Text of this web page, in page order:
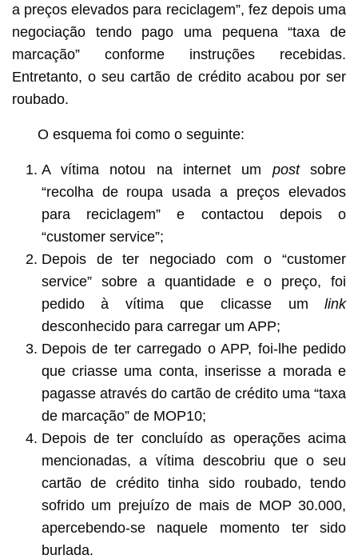
a preços elevados para reciclagem”, fez depois uma
negociação tendo pago uma pequena “taxa de
marcação” conforme instruções recebidas.
Entretanto, o seu cartão de crédito acabou por ser
roubado.
O esquema foi como o seguinte:
A vítima notou na internet um postsobre
“recolha de roupa usada a preços elevados
para reciclagem” e contactou depois o
“customer service”;
Depois de ter negociado com o “customer
service” sobre a quantidade e o preço, foi
pedido à vítima que clicasse umlink
desconhecido para carregar um APP;
Depois de ter carregado o APP, foi-lhe pedido
que criasse uma conta, inserisse a morada e
pagasse através do cartão de crédito uma “taxa
de marcação” de MOP10;
Depois de ter concluído as operações acima
mencionadas, a vítima descobriu que o seu
cartão de crédito tinha sido roubado, tendo
sofrido um prejuízo de mais de MOP 30.000,
apercebendo-se naquele momento ter sido
burlada.